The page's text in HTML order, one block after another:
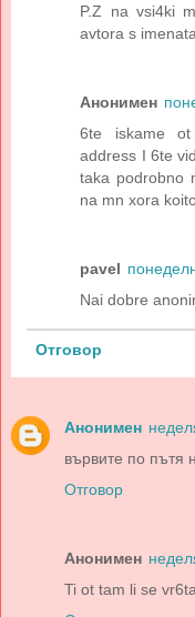
P.Z na vsi4ki
avtora s
Анонимен
6te iskame
address I 6te
taka podrobno
na mn xora
pavel
Nai dobre
Отговор
Анонимен
вървите по пътя
Отговор
Анонимен
Ti ot tam li se